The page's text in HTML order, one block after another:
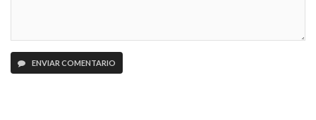
ENVIAR COMENTARIO